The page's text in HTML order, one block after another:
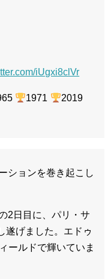
iUgxi8clVr
1971
2019
ションを巻き起こし
2日目に、パリ・サ
遂げました。エドゥ
ールドで輝いていま